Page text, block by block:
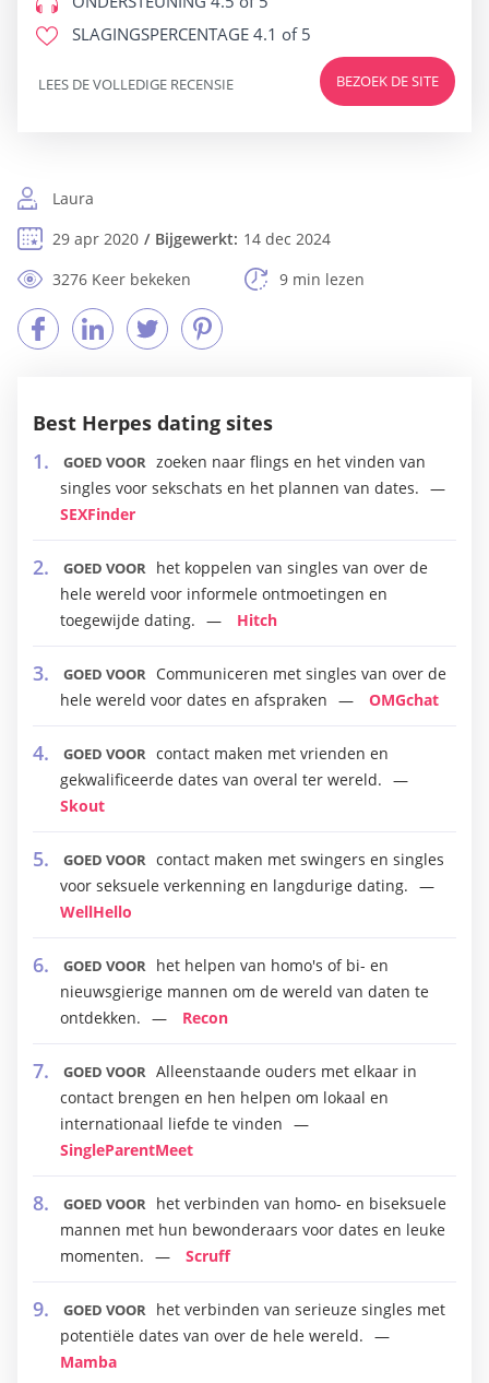
SLAGINGSPERCENTAGE 4.1 of 5
BEZOEK DE SITE
LEES DE VOLLEDIGE RECENSIE
Laura
29 apr 2020
Bijgewerkt: 14 dec 2024
3276 Keer bekeken
9 min lezen
Best Herpes dating sites
GOED VOOR zoeken naar flings en het vinden van
singles voor sekschats en het plannen van dates.
SEXFinder
GOED VOOR het koppelen van singles van over de
hele wereld voor informele ontmoetingen en
toegewijde dating.
Hitch
GOED VOOR Communiceren met singles van over de
hele wereld voor dates en afspraken
OMGchat
GOED VOOR contact maken met vrienden en
gekwalificeerde dates van overal ter wereld.
Skout
GOED VOOR contact maken met swingers en singles
voor seksuele verkenning en langdurige dating.
WellHello
GOED VOOR het helpen van homo's of bi- en
nieuwsgierige mannen om de wereld van daten te
ontdekken.
Recon
GOED VOOR Alleenstaande ouders met elkaar in
contact brengen en hen helpen om lokaal en
internationaal liefde te vinden
SingleParentMeet
GOED VOOR het verbinden van homo- en biseksuele
mannen met hun bewonderaars voor dates en leuke
momenten.
Scruff
GOED VOOR het verbinden van serieuze singles met
potentiële dates van over de hele wereld.
Mamba